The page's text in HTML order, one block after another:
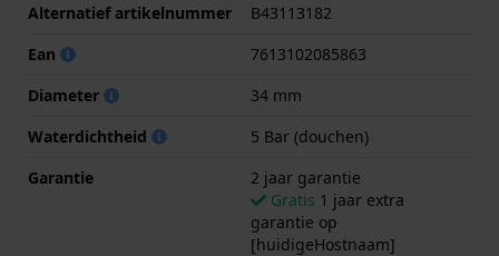
Alternatief artikelnummer
B43113182
Ean
7613102085863
Diameter
34 mm
Waterdichtheid
5 Bar (douchen)
Garantie
2 jaar garantie
Gratis 1 jaar extra
garantie op
[huidigeHostnaam]